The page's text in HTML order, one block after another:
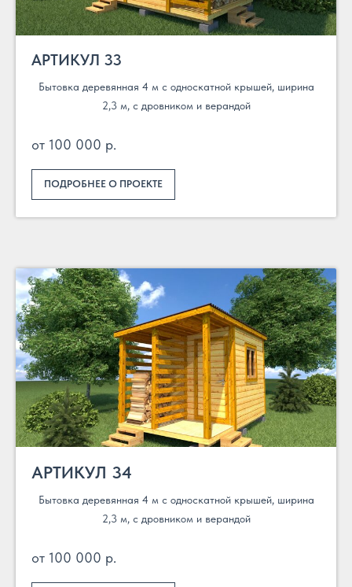
АРТИКУЛ 33
Бытовка деревянная 4 м с односкатной крышей, ширина
2,3 м, с дровником и верандой
от 100 000 р.
ПОДРОБНЕЕ О ПРОЕКТЕ
АРТИКУЛ 34
Бытовка деревянная 4 м с односкатной крышей, ширина
2,3 м, с дровником и верандой
от 100 000 р.